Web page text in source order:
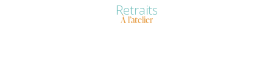
Retraits
À l’atelier